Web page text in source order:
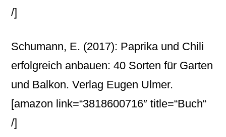
/]
Schumann, E. (2017): Paprika und Chili
erfolgreich anbauen: 40 Sorten für Garten
und Balkon. Verlag Eugen Ulmer.
[amazon link=“3818600716″ title=“Buch“
/]